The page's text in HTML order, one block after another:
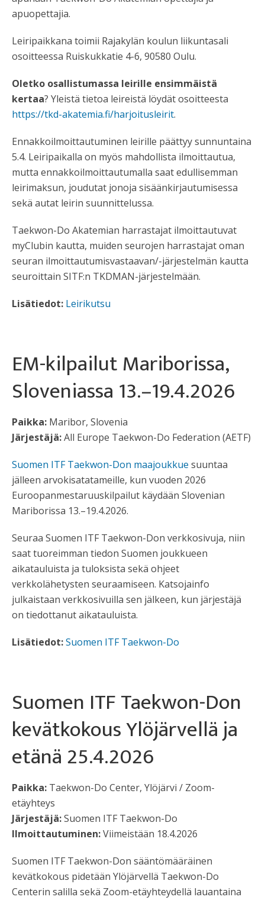
apuopettajia.
Leiripaikkana toimii Rajakylän koulun liikuntasali
osoitteessa Ruiskukkatie 4-6, 90580 Oulu.
Oletko osallistumassa leirille ensimmäistä
kertaa? Yleistä tietoa leireistä löydät osoitteesta
https://tkd-akatemia.fi/harjoitusleirit.
Ennakkoilmoittautuminen leirille päättyy sunnuntaina
5.4. Leiripaikalla on myös mahdollista ilmoittautua,
mutta ennakkoilmoittautumalla saat edullisemman
leirimaksun, joudutat jonoja sisäänkirjautumisessa
sekä autat leirin suunnittelussa.
Taekwon-Do Akatemian harrastajat ilmoittautuvat
myClubin kautta, muiden seurojen harrastajat oman
seuran ilmoittautumisvastaavan/-järjestelmän kautta
seuroittain SITF:n TKDMAN-järjestelmään.
Lisätiedot: Leirikutsu
EM-kilpailut Mariborissa,
Sloveniassa 13.–19.4.2026
Paikka: Maribor, Slovenia
Järjestäjä:All Europe Taekwon-Do Federation (AETF)
Suomen ITF Taekwon-Don maajoukkue suuntaa
jälleen arvokisatatameille, kun vuoden 2026
Euroopanmestaruuskilpailut käydään Slovenian
Mariborissa 13.–19.4.2026.
Seuraa Suomen ITF Taekwon-Don verkkosivuja, niin
saat tuoreimman tiedon Suomen joukkueen
aikatauluista ja tuloksista sekä ohjeet
verkkolähetysten seuraamiseen. Katsojainfo
julkaistaan verkkosivuilla sen jälkeen, kun järjestäjä
on tiedottanut aikatauluista.
Lisätiedot:Suomen ITF Taekwon-Do
Suomen ITF Taekwon-Don
kevätkokous Ylöjärvellä ja
etänä 25.4.2026
Paikka: Taekwon-Do Center, Ylöjärvi / Zoom-
etäyhteys
Järjestäjä:Suomen ITF Taekwon-Do
Ilmoittautuminen:Viimeistään 18.4.2026
Suomen ITF Taekwon-Don sääntömääräinen
kevätkokous pidetään Ylöjärvellä Taekwon-Do
Centerin salilla sekä Zoom-etäyhteydellä lauantaina